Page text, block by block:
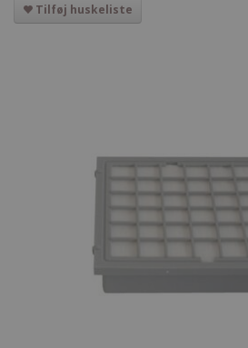
Tilføj huskeliste